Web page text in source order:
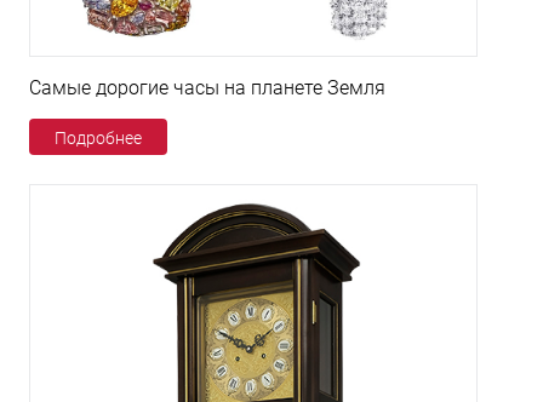
Самые дорогие часы на планете Земля
Подробнее